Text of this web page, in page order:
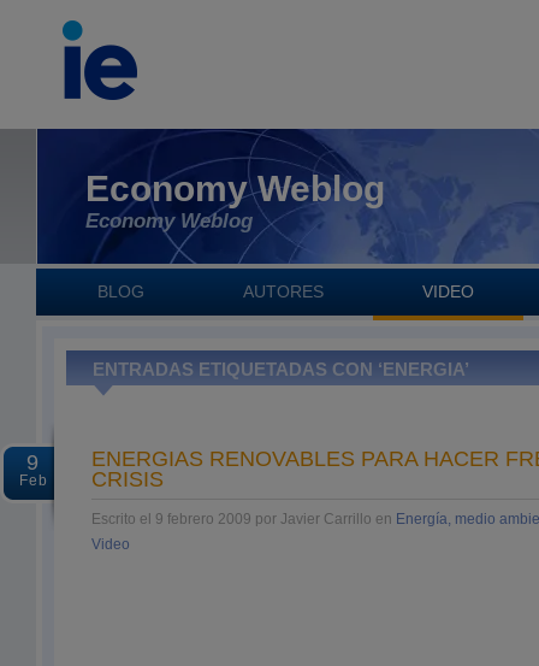
Economy Weblog
Economy Weblog
BLOG AUTORES VIDEO
ENTRADAS ETIQUETADAS CON ‘ENERGIA’
9
Feb
ENERGIAS RENOVABLES PARA HACER
CRISIS
Escrito el 9 febrero 2009 por Javier Carrillo en Energía, medio
Video